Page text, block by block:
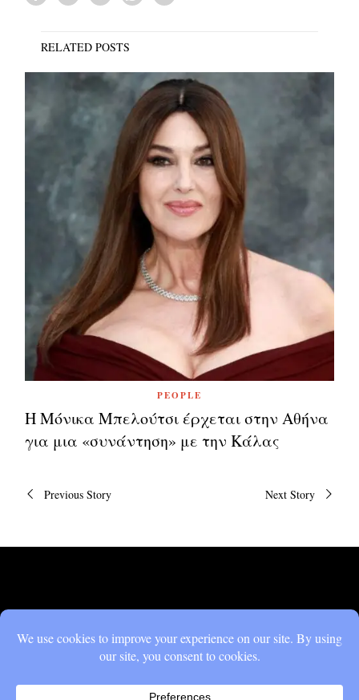
RELATED POSTS
PEOPLE
Η Μόνικα Μπελούτσι έρχεται στην Αθήνα
για μια «συνάντηση» με την Κάλας
Πλοήγηση
Previous Story Next Story
Η Μόνικα Μπελούτσι
μια «συνάντηση» με